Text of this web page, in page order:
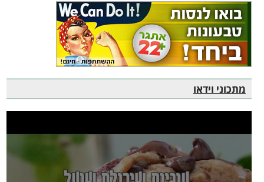
מתכוני וידאו